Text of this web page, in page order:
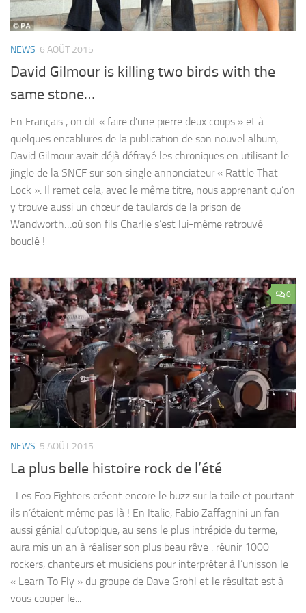
NEWS 6 AOÛT 2015
David Gilmour is killing two birds with the
same stone…
En Français , on dit « faire d’une pierre deux coups » et à
quelques encablures de la publication de son nouvel album,
David Gilmour avait déjà défrayé les chroniques en utilisant le
jingle de la SNCF sur son single annonciateur « Rattle That
Lock ». Il remet cela, avec le même titre, nous apprenant qu’on
y trouve aussi un chœur de taulards de la prison de
Wandworth…où son fils Charlie s’est lui-même retrouvé
bouclé !
0
NEWS 5 AOÛT 2015
La plus belle histoire rock de l’été
Les Foo Fighters créent encore le buzz sur la toile et pourtant
ils n’étaient même pas là ! En Italie, Fabio Zaffagnini un fan
aussi génial qu’utopique, au sens le plus intrépide du terme,
aura mis un an à réaliser son plus beau rêve : réunir 1000
rockers, chanteurs et musiciens pour interpréter à l’unisson le
« Learn To Fly » du groupe de Dave Grohl et le résultat est à
vous couper le...